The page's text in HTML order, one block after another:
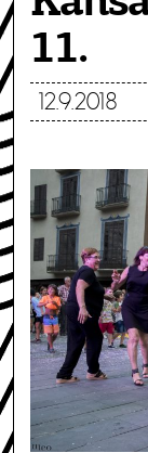
11.
12.9.2018